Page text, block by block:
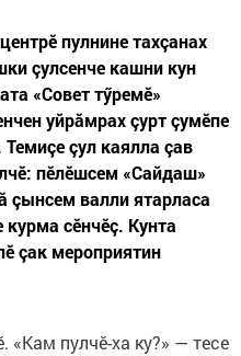
пулнине тахçанах
çулсенче кашни кун
«Совет тӳремӗ»
уйрăмрах çурт çумӗпе
Темиçе çул каялла çав
пӗлӗшсем «Сайдаш»
çынсем валли ятарласа
курма сӗнчӗç. Кунта
çак мероприятин
пулчӗ-ха ку?» — тесе